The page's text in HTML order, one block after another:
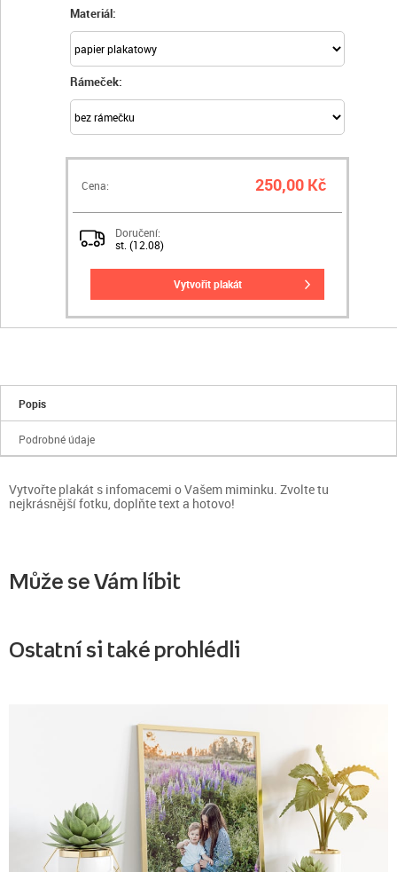
Materiál:
Rámeček:
Cena: 250,00 Kč
Doručení:
st. (12.08)
vytvořit plakát
Popis
Podrobné údaje
Vytvořte plakát s infomacemi o Vašem miminku. Zvolte tu
nejkrásnější fotku, doplňte text a hotovo!
Může se Vám líbit
Ostatní si také prohlédli